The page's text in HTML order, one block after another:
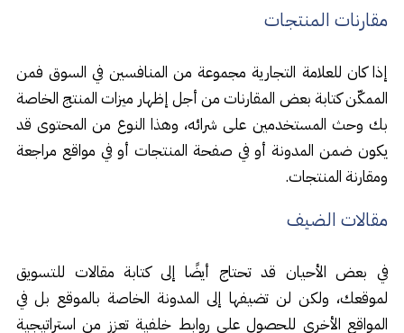
مقارنات المنتجات
إذا كان للعلامة التجارية مجموعة من المنافسين في السوق فمن
الممكّن كتابة بعض المقارنات من أجل إظهار ميزات المنتج الخاصة
بك وحث المستخدمين على شرائه، وهذا النوع من المحتوى قد
يكون ضمن المدونة أو في صفحة المنتجات أو في مواقع مراجعة
ومقارنة المنتجات.
مقالات الضيف
في بعض الأحيان قد تحتاج أيضًا إلى كتابة مقالات للتسويق
لموقعك، ولكن لن تضيفها إلى المدونة الخاصة بالموقع بل في
المواقع الأخرى للحصول على روابط خلفية تعزز من استراتيجية